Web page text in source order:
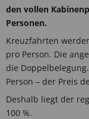
den vollen
Personen.
Kreuzfahrten
pro Person. Die
die
Person – der Preis
Deshalb liegt der
100 %.